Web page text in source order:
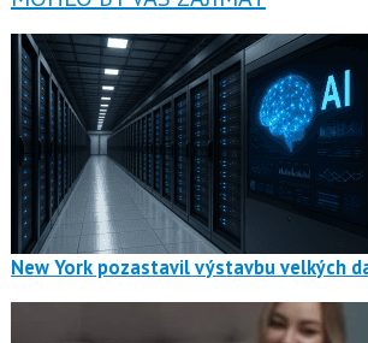
New York pozastavil výstavbu velkých